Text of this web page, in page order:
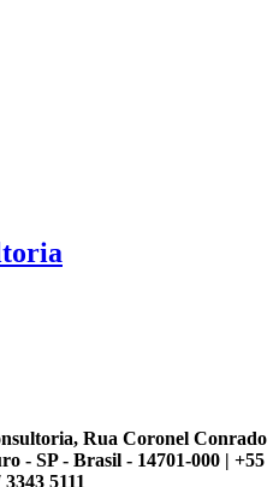
Rua Coronel Conrado
- SP - Brasil - 14701-000 | +55
3343 5111